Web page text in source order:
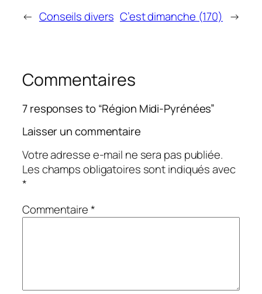
← Conseils divers C’est dimanche (170) →
Commentaires
7 responses to “Région Midi-Pyrénées”
Laisser un commentaire
Votre adresse e-mail ne sera pas publiée.
Les champs obligatoires sont indiqués avec
*
Commentaire*